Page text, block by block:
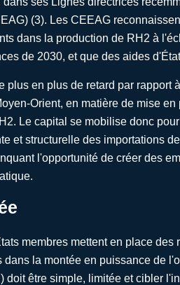
(3). Les CEEAG
dans la production de RH2 à
de 2030, et que des aides
plus en plus de retard par
Orient, en matière de mise
Le capital se mobilise donc
et structurelle des importations
l'opportunité de créer des
membres mettent en place
la montée en puissance de
doit être simple, limitée et cibler